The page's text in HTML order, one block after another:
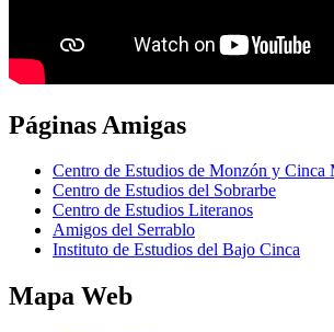
Páginas Amigas
Centro de Estudios de Monzón y Cinca
Centro de Estudios del Sobrarbe
Centro de Estudios Literanos
Amigos del Serrablo
Instituto de Estudios del Bajo Cinca
Mapa Web